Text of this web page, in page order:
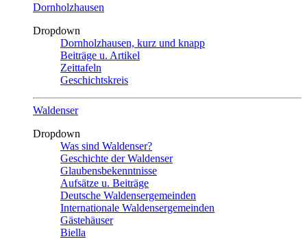
Dornholzhausen
Dropdown
Dornholzhausen, kurz und knapp
Beiträge u. Artikel
Zeittafeln
Geschichtskreis
Waldenser
Dropdown
Was sind Waldenser?
Geschichte der Waldenser
Glaubensbekenntnisse
Aufsätze u. Beiträge
Deutsche Waldensergemeinden
Internationale Waldensergemeinden
Gästehäuser
Biella